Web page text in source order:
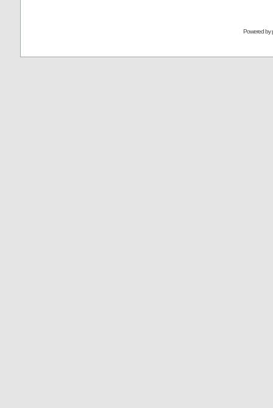
Powered by